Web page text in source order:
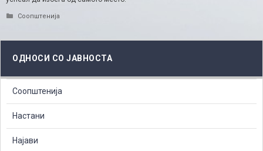
Categories
Соопштенија
ОДНОСИ СО ЈАВНОСТА
Соопштенија
Настани
Најави